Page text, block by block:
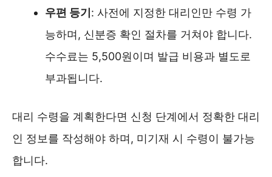
우편 등기 : 사전에 지정한 대리인만 수령 가
능하며, 신분증 확인 절차를 거쳐야 합니다.
수수료는 5,500원이며 발급 비용과 별도로
부과됩니다.
대리 수령을 계획한다면 신청 단계에서 정확한 대리
인 정보를 작성해야 하며, 미기재 시 수령이 불가능
합니다.